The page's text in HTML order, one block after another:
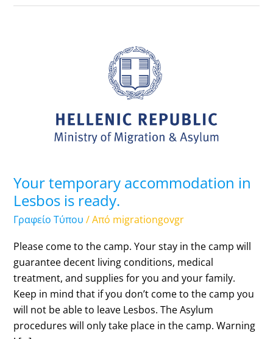
Your temporary accommodation in
Lesbos is ready.
Γραφείο Τύπου / Από migrationgovgr
Please come to the camp. Your stay in the camp will
guarantee decent living conditions, medical
treatment, and supplies for you and your family.
Keep in mind that if you don’t come to the camp you
will not be able to leave Lesbos. The Asylum
procedures will only take place in the camp. Warning